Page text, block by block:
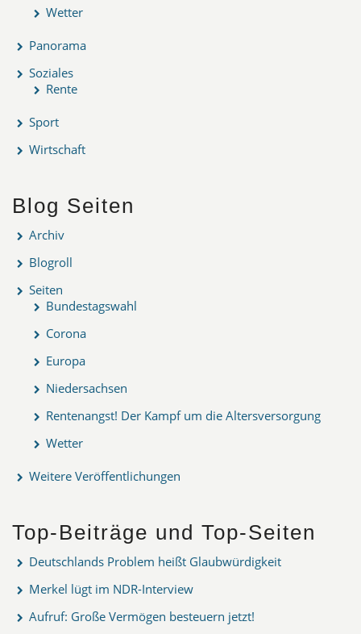
Wetter
Panorama
Soziales
Rente
Sport
Wirtschaft
Blog Seiten
Archiv
Blogroll
Seiten
Bundestagswahl
Corona
Europa
Niedersachsen
Rentenangst! Der Kampf um die Altersversorgung
Wetter
Weitere Veröffentlichungen
Top-Beiträge und Top-Seiten
Deutschlands Problem heißt Glaubwürdigkeit
Merkel lügt im NDR-Interview
Aufruf: Große Vermögen besteuern jetzt!